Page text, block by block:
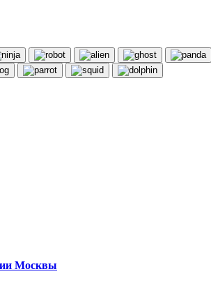
Москвы